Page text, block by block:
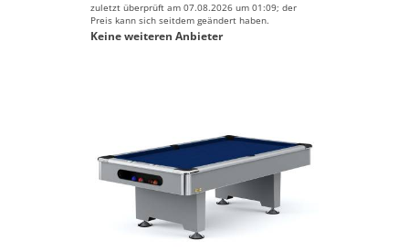
zuletzt überprüft am 07.08.2026 um 01:09; der
Preis kann sich seitdem geändert haben.
Keine weiteren Anbieter